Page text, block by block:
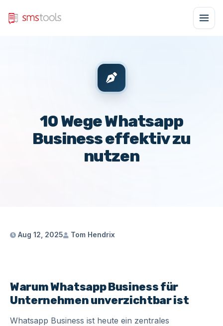
10 Wege Whatsapp
Business effektiv zu
nutzen
Aug 12, 2025 Tom Hendrix
Warum Whatsapp Business für
Unternehmen unverzichtbar ist
Whatsapp Business ist heute ein zentrales